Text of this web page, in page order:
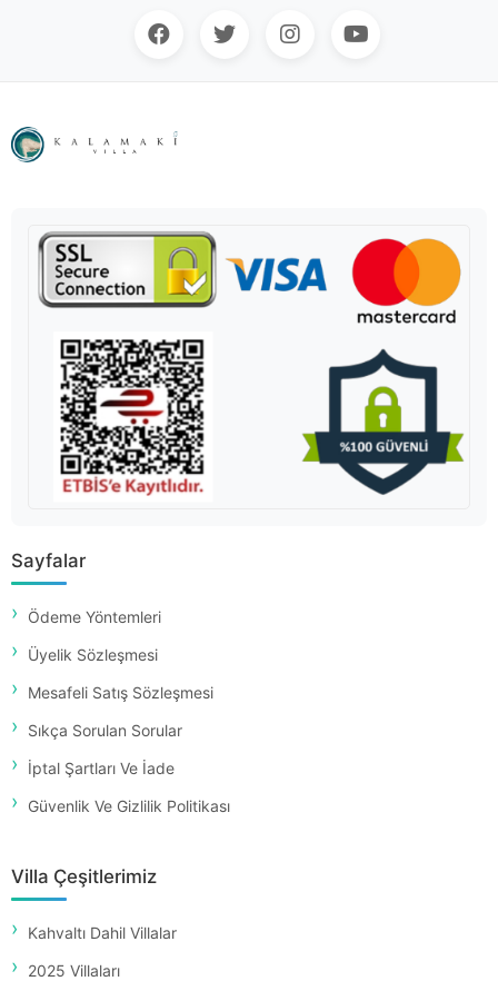
Sayfalar
Ödeme Yöntemleri
Üyelik Sözleşmesi
Mesafeli Satış Sözleşmesi
Sıkça Sorulan Sorular
İptal Şartları Ve İade
Güvenlik Ve Gizlilik Politikası
Villa Çeşitlerimiz
Kahvaltı Dahil Villalar
2025 Villaları